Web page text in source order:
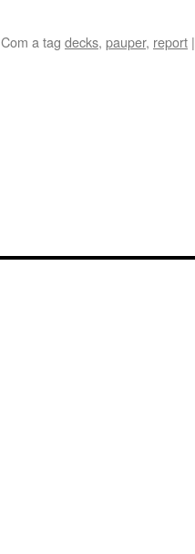
Com a tag decks, pauper, report |